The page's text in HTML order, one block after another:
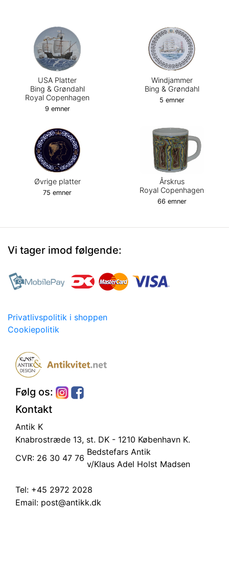
USA Platter
Bing & Grøndahl
Royal Copenhagen
9 emner
Windjammer
Bing & Grøndahl
5 emner
Øvrige platter
75 emner
Årskrus
Royal Copenhagen
66 emner
Vi tager imod følgende:
Privatlivspolitik i shoppen
Cookiepolitik
Følg os:
Kontakt
Antik K
Knabrostræde 13, st. DK - 1210 København K.
CVR: 26 30 47 76
Bedstefars Antik
v/Klaus Adel Holst Madsen
Tel: +45 2972 2028
Email: post@antikk.dk